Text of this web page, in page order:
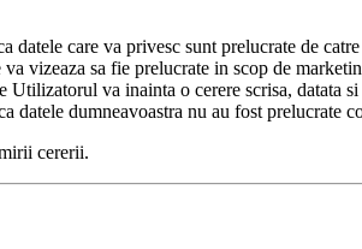
datele care va privesc sunt prelucrate de
vizeaza sa fie prelucrate in scop de
va inainta o cerere scrisa, datata
datele dumneavoastra nu au fost prelucrate
cererii.